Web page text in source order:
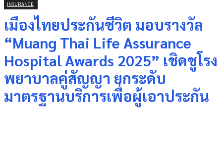
INSURANCE
เมืองไทยประกันชีวิต มอบรางวัล
“Muang Thai Life Assurance
Hospital Awards 2025” เชิดชูโรง
พยาบาลคู่สัญญา ยกระดับ
มาตรฐานบริการเพื่อผู้เอาประกัน